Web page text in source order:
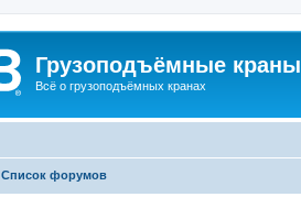
Грузоподъёмные краны
Всё о грузоподъёмных кранах
Список форумов